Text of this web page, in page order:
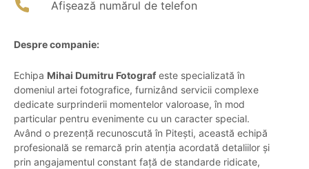
Afișează numărul de telefon
Despre companie:
Echipa Mihai Dumitru Fotograf este specializată în
domeniul artei fotografice, furnizând servicii complexe
dedicate surprinderii momentelor valoroase, în mod
particular pentru evenimente cu un caracter special.
Având o prezență recunoscută în Pitești, această echipă
profesională se remarcă prin atenția acordată detaliilor și
prin angajamentul constant față de standarde ridicate,